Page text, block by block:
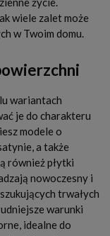
wiele zalet może
w Twoim domu.
wariantach
je do charakteru
modele o
a także
również płytki
nowoczesny i
trwałych
warunki
idealne do